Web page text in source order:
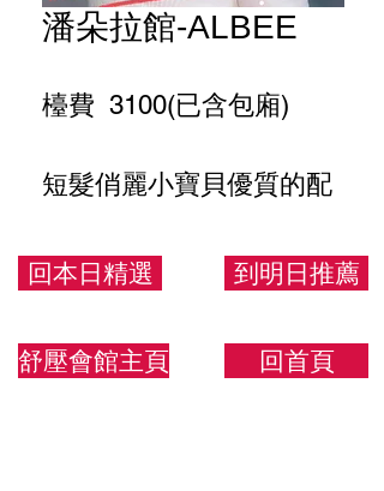
潘朵拉館-ALBEE
檯費 3100(已含包廂)
短髮俏麗小寶貝優質的配
回本日精選
舒壓會館主頁
到明日推薦
回首頁